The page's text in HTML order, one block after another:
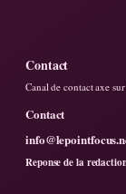
Contact
Canal de contact axe
Contact
Reponse de la